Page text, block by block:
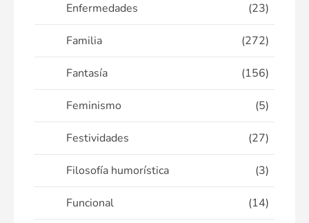
Enfermedades (23)
Familia (272)
Fantasía (156)
Feminismo (5)
Festividades (27)
Filosofía humorística (3)
Funcional (14)